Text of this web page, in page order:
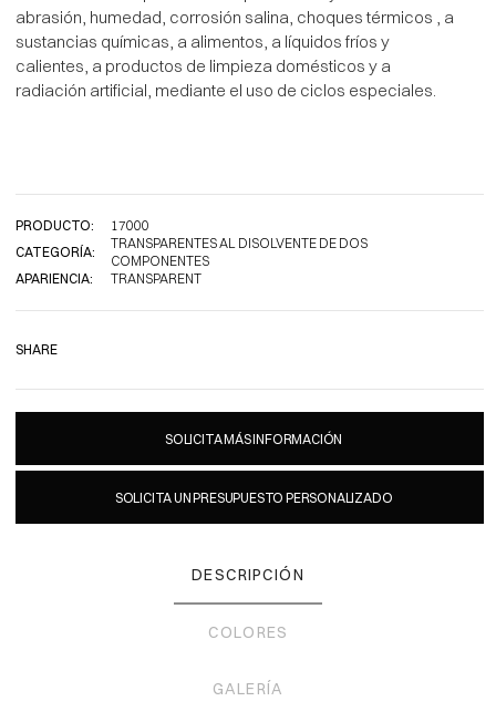
abrasión, humedad, corrosión salina, choques térmicos , a
sustancias químicas, a alimentos, a líquidos fríos y
calientes, a productos de limpieza domésticos y a
radiación artificial, mediante el uso de ciclos especiales.
PRODUCTO:
17000
CATEGORÍA:
TRANSPARENTES AL DISOLVENTE DE DOS
COMPONENTES
APARIENCIA:
TRANSPARENT
SHARE
SOLICITA MÁS INFORMACIÓN
SOLICITA UN PRESUPUESTO PERSONALIZADO
DESCRIPCIÓN
COLORES
GALERÍA